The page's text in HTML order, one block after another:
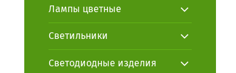
Лампы цветные
Светильники
Светодиодные изделия